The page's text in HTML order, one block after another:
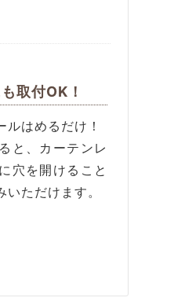
取付OK！
はめるだけ！
と、カーテンレ
穴を開けること
ただけます。